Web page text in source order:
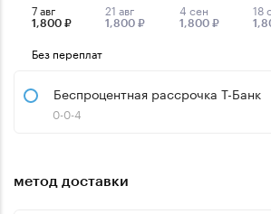
7 авг
1,800 ₽
21 авг
1,800 ₽
4 сен
1,800 ₽
18
Без переплат
Беспроцентная рассрочка Т-Банк
0-0-4
метод доставки